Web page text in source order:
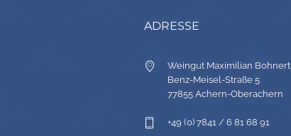
ADRESSE
Weingut Maximilian Bohnert
Benz-Meisel-Straße 5
77855 Achern-Oberachern
+49 (0) 7841 / 6 81 68 91